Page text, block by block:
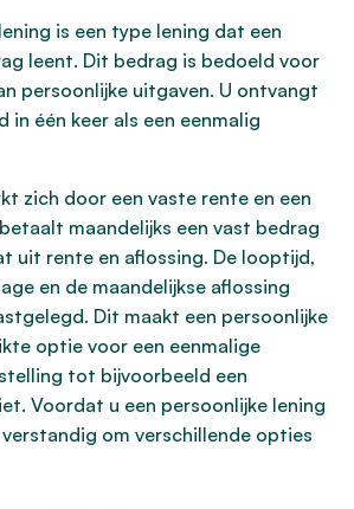
is een type lening dat een
leent. Dit bedrag is bedoeld voor
persoonlijke uitgaven. U ontvangt
in één keer als een eenmalig
zich door een vaste rente en een
maandelijks een vast bedrag
uit rente en aflossing. De looptijd,
en de maandelijkse aflossing
Dit maakt een persoonlijke
optie voor een eenmalige
tot bijvoorbeeld een
Voordat u een persoonlijke lening
om verschillende opties